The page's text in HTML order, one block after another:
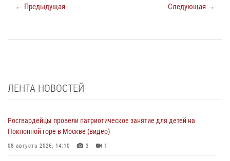
← Предыдущая Следующая →
ЛЕНТА НОВОСТЕЙ
Росгвардейцы провели патриотическое занятие для детей на
Поклонной горе в Москве (видео)
08 августа 2026, 14:10 3 1